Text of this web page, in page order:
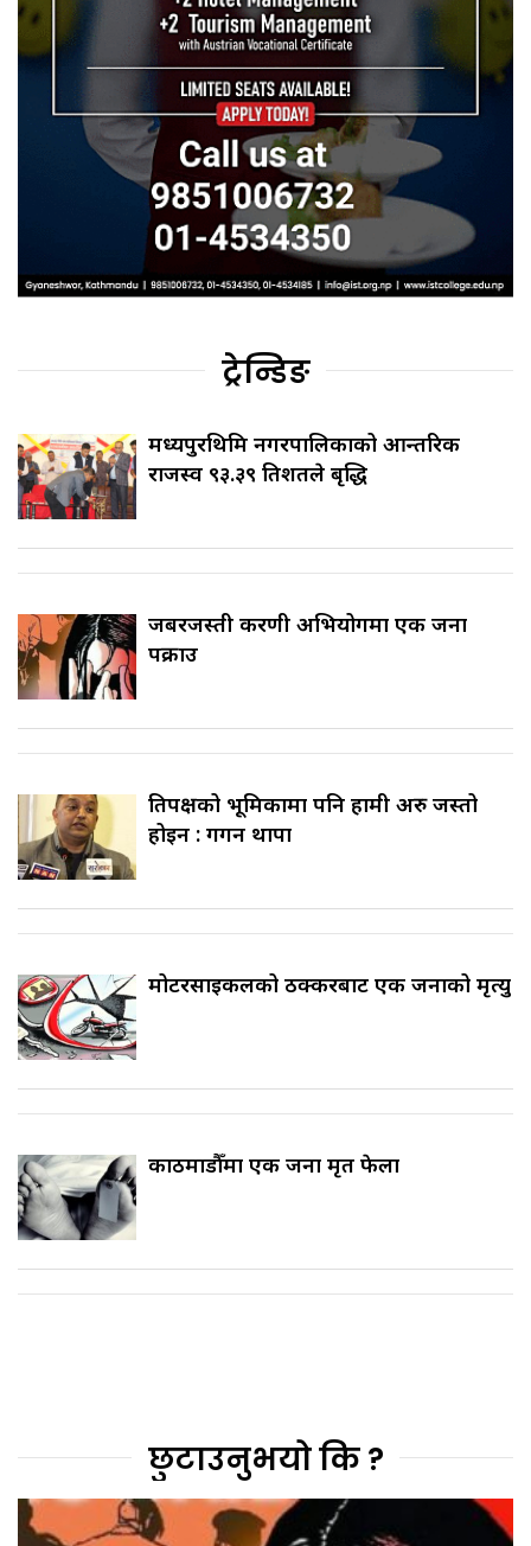
ट्रेन्डिङ
मध्यपुरथिमि नगरपालिकाको आन्तरिक
राजस्व ९३.३९ प्रतिशतले बृद्धि
जबरजस्ती करणी अभियोगमा एक जना
पक्राउ
प्रतिपक्षको भूमिकामा पनि हामी अरु जस्तो
होइन : गगन थापा
मोटरसाइकलको ठक्करबाट एक जनाको मृत्यु
काठमाडौँमा एक जना मृत फेला
छुटाउनुभयो कि ?